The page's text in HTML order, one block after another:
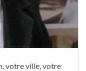
votre ville, votre